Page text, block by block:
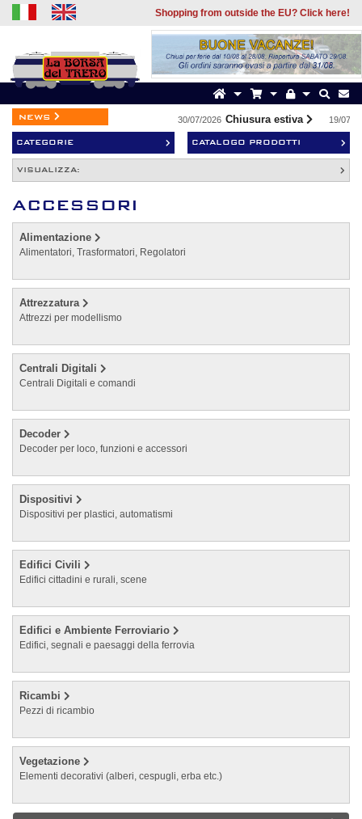
Shopping from outside the EU? Click here!
news 30/07/2026 Chiusura estiva 19/07/2026
CATEGORIE CATALOGO PRODOTTI
VISUALIZZA:
ACCESSORI
Alimentazione
Alimentatori, Trasformatori, Regolatori
Attrezzatura
Attrezzi per modellismo
Centrali Digitali
Centrali Digitali e comandi
Decoder
Decoder per loco, funzioni e accessori
Dispositivi
Dispositivi per plastici, automatismi
Edifici Civili
Edifici cittadini e rurali, scene
Edifici e Ambiente Ferroviario
Edifici, segnali e paesaggi della ferrovia
Ricambi
Pezzi di ricambio
Vegetazione
Elementi decorativi (alberi, cespugli, erba etc.)